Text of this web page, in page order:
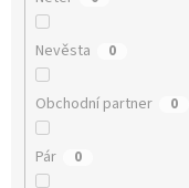
Nevěsta 0
Obchodní partner 0
Pár 0